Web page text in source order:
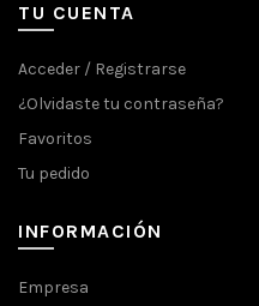
TU CUENTA
Acceder / Registrarse
¿Olvidaste tu contraseña?
Favoritos
Tu pedido
INFORMACIÓN
Empresa